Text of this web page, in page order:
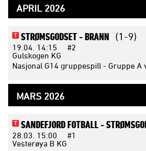
APRIL 2026
T STRØMSGODSET -BRANN (1-9)
19.04. 14:15
#2
Gulskogen KG
Nasjonal G14 gruppespill - Gruppe A
MARS 2026
T SANDEFJORD FOTBALL -
28.03. 15:00
#1
Vesterøya B KG